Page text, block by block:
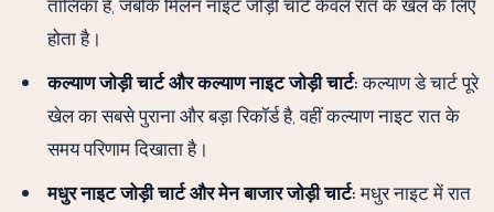
होता है।
कल्याण जोड़ी चार्ट और कल्याण नाइट जोड़ी चार्ट:कल्याण डे चार्ट पूरे
खेल का सबसे पुराना और बड़ा रिकॉर्ड है, वहीं कल्याण नाइट रात के
समय परिणाम दिखाता है।
मधुर नाइट जोड़ी चार्ट और मेन बाजार जोड़ी चार्ट:मधुर नाइट में रात